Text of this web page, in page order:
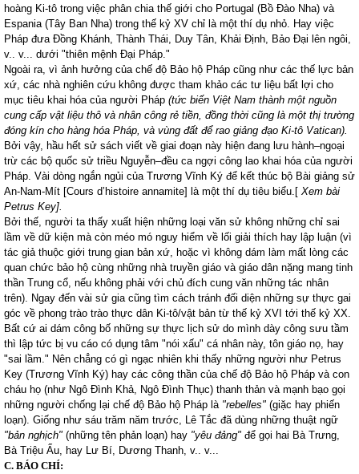
hoàng Ki-tô trong việc phân chia thế giới cho Portugal (Bồ Đào Nha) và
Espania (Tây Ban Nha) trong thế kỷ XV chỉ là một thí dụ nhỏ. Hay việc
Pháp đưa Đồng Khánh, Thành Thái, Duy Tân, Khải Định, Bảo Đại lên ngôi,
v.. v... dưới "thiên mệnh Đại Pháp."
Ngoài ra, vì ảnh hưởng của chế độ Bảo hộ Pháp cũng như các thế lực bản
xứ, các nhà nghiên cứu không được tham khảo các tư liệu bất lợi cho
mục tiêu khai hóa của người Pháp (tức biến Việt Nam thành một nguồn
cung cấp vật liệu thô và nhân công rẻ tiền, đồng thời cũng là một thị trường
đóng kín cho hàng hóa Pháp, và vùng đất để rao giảng đạo Ki-tô Vatican).
Bởi vậy, hầu hết sử sách viết về giai đoạn này hiện đang lưu hành–ngoại
trừ các bộ quốc sử triều Nguyễn–đều ca ngợi công lao khai hóa của người
Pháp. Vài dòng ngắn ngủi của Trương Vĩnh Ký để kết thúc bộ Bài giảng sử
An-Nam-Mít [Cours d’histoire annamite] là một thí dụ tiêu biểu.[ Xem bài
Petrus Key].
Bởi thế, người ta thấy xuất hiện những loại văn sử không những chỉ sai
lầm về dữ kiện mà còn méo mó nguy hiểm về lối giải thích hay lập luận (vì
tác giả thuộc giới trung gian bản xứ, hoặc vì không dám làm mất lòng các
quan chức bảo hộ cùng những nhà truyền giáo và giáo dân nặng mang tinh
thần Trung cổ, nếu không phải với chủ đích cung văn những tác nhân
trên). Ngay đến vài sử gia cũng tìm cách tránh đối diện những sự thực gai
góc về phong trào trào thực dân Ki-tô/vật bản từ thế kỷ XVI tới thế kỷ XX.
Bất cứ ai dám công bố những sự thực lịch sử do mình dày công sưu tầm
thì lập tức bị vu cáo có dụng tâm "nói xấu" cá nhân này, tôn giáo nọ, hay
"sai lầm." Nên chẳng có gì ngạc nhiên khi thấy những người như Petrus
Key (Trương Vĩnh Ký) hay các công thần của chế độ Bảo hộ Pháp và con
cháu họ (như Ngô Đình Khả, Ngô Đình Thục) thanh thản và mạnh bạo gọi
những người chống lại chế độ Bảo hộ Pháp là "rebelles" (giặc hay phiến
loạn). Giống như sáu trăm năm trước, Lê Tắc đã dùng những thuật ngữ
"bản nghịch" (những tên phản loạn) hay "yêu đảng" để gọi hai Bà Trưng,
Bà Triệu Ẩu, hay Lư Bí, Dương Thanh, v.. v...
C. BÁO CHÍ: